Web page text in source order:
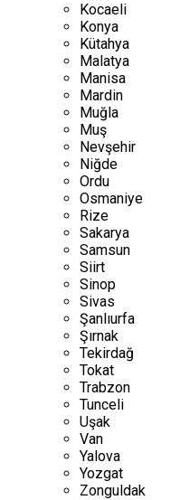
Kocaeli
Konya
Kütahya
Malatya
Manisa
Mardin
Muğla
Muş
Nevşehir
Niğde
Ordu
Osmaniye
Rize
Sakarya
Samsun
Siirt
Sinop
Sivas
Şanlıurfa
Şırnak
Tekirdağ
Tokat
Trabzon
Tunceli
Uşak
Van
Yalova
Yozgat
Zonguldak